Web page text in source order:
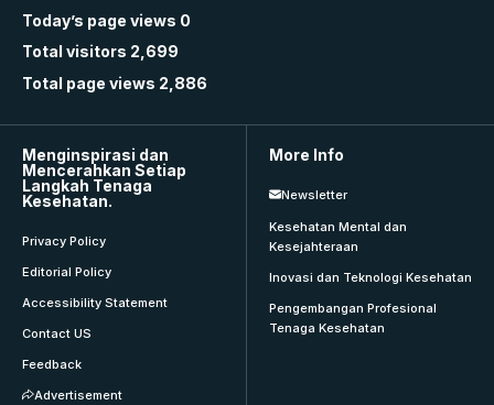
Today’s page views 0
Total visitors 2,699
Total page views 2,886
Menginspirasi dan
Mencerahkan Setiap
Langkah Tenaga
Kesehatan.
Privacy Policy
Editorial Policy
Accessibility Statement
Contact US
Feedback
Advertisement
More Info
Newsletter
Kesehatan Mental dan
Kesejahteraan
Inovasi dan Teknologi Kesehatan
Pengembangan Profesional
Tenaga Kesehatan